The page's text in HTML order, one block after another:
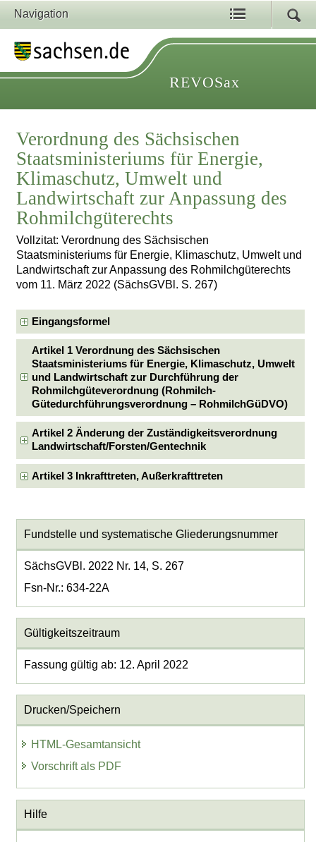
Navigation
REVOSax
Verordnung des Sächsischen
Staatsministeriums für Energie,
Klimaschutz, Umwelt und
Landwirtschaft zur Anpassung des
Rohmilchgüterechts
Vollzitat: Verordnung des Sächsischen
Staatsministeriums für Energie, Klimaschutz, Umwelt und
Landwirtschaft zur Anpassung des Rohmilchgüterechts
vom 11. März 2022 (SächsGVBl. S. 267)
Eingangsformel
Artikel 1 Verordnung des Sächsischen
Staatsministeriums für Energie, Klimaschutz, Umwelt
und Landwirtschaft zur Durchführung der
Rohmilchgüteverordnung (Rohmilch-
Gütedurchführungsverordnung – RohmilchGüDVO)
Artikel 2 Änderung der Zuständigkeitsverordnung
Landwirtschaft/Forsten/Gentechnik
Artikel 3 Inkrafttreten, Außerkrafttreten
Fundstelle und systematische Gliederungsnummer
SächsGVBl. 2022 Nr. 14, S. 267
Fsn-Nr.: 634-22A
Gültigkeitszeitraum
Fassung gültig ab: 12. April 2022
Drucken/Speichern
HTML-Gesamtansicht
Vorschrift als PDF
Hilfe